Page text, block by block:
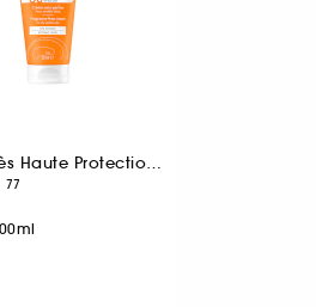
Crème Très Haute Protection Sans Parfum SPF50+
77